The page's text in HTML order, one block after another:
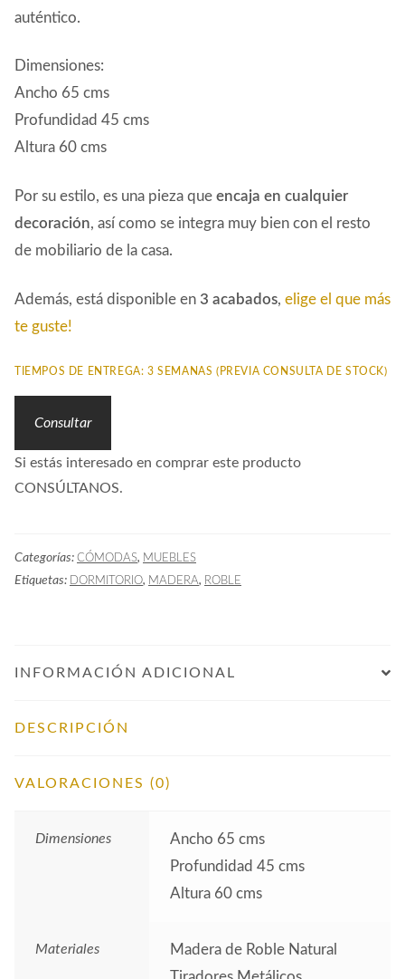
auténtico.
Dimensiones:
Ancho 65 cms
Profundidad 45 cms
Altura 60 cms
Por su estilo, es una pieza que encaja en cualquier
decoración, así como se integra muy bien con el resto
de mobiliario de la casa.
Además, está disponible en 3 acabados, elige el que más
te guste!
TIEMPOS DE ENTREGA: 3 SEMANAS (PREVIA CONSULTA DE STOCK)
Consultar
Si estás interesado en comprar este producto
CONSÚLTANOS.
Categorías: CÓMODAS, MUEBLES
Etiquetas: DORMITORIO, MADERA, ROBLE
INFORMACIÓN ADICIONAL
DESCRIPCIÓN
VALORACIONES (0)
Dimensiones
Ancho 65 cms
Profundidad 45 cms
Altura 60 cms
Materiales
Madera de Roble Natural